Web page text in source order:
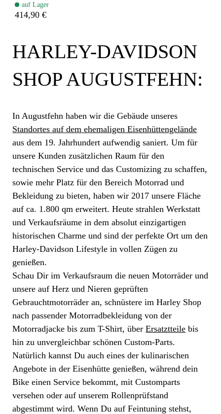
auf Lager
414,90 €
HARLEY-DAVIDSON
SHOP AUGUSTFEHN:
In Augustfehn haben wir die Gebäude unseres
Standortes auf dem ehemaligen Eisenhüttengelände
aus dem 19. Jahrhundert aufwendig saniert. Um für
unsere Kunden zusätzlichen Raum für den
technischen Service und das Customizing zu schaffen,
sowie mehr Platz für den Bereich Motorrad und
Bekleidung zu bieten, haben wir 2017 unsere Fläche
auf ca. 1.800 qm erweitert. Heute strahlen Werkstatt
und Verkaufsräume in dem absolut einzigartigen
historischen Charme und sind der perfekte Ort um den
Harley-Davidson Lifestyle in vollen Zügen zu
genießen.
Schau Dir im Verkaufsraum die neuen Motorräder und
unsere auf Herz und Nieren geprüften
Gebrauchtmotorräder an, schnüstere im Harley Shop
nach passender Motorradbekleidung von der
Motorradjacke bis zum T-Shirt, überErsatztteile bis
hin zu unvergleichbar schönen Custom-Parts.
Natürlich kannst Du auch eines der kulinarischen
Angebote in der Eisenhütte genießen, während dein
Bike einen Service bekommt, mit Customparts
versehen oder auf unserem Rollenprüfstand
abgestimmt wird. Wenn Du auf Feintuning stehst,